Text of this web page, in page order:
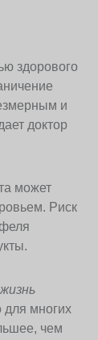
здорового
и
доктор
может
Риск
для многих
чем